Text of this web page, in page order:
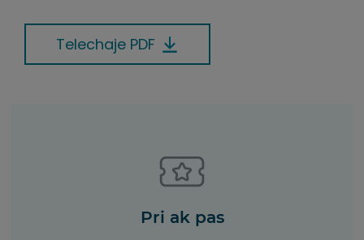
Telechaje PDF
Pri ak pas